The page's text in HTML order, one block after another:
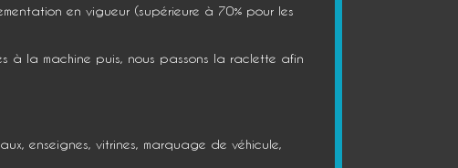
en vigueur (supérieure à 70% pour les
à la machine puis, nous passons la raclette afin
enseignes, vitrines, marquage de véhicule,